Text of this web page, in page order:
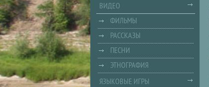
ВИДЕО
ФИЛЬМЫ
РАССКАЗЫ
ПЕСНИ
ЭТНОГРАФИЯ
ЯЗЫКОВЫЕ ИГРЫ